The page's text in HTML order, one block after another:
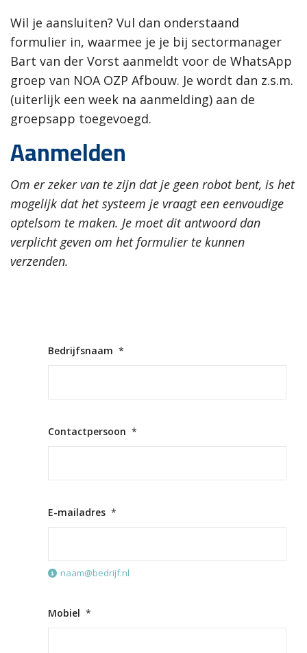
Wil je aansluiten? Vul dan onderstaand
formulier in, waarmee je je bij sectormanager
Bart van der Vorst aanmeldt voor de WhatsApp
groep van NOA OZP Afbouw. Je wordt dan z.s.m.
(uiterlijk een week na aanmelding) aan de
groepsapp toegevoegd.
Aanmelden
Om er zeker van te zijn dat je geen robot bent, is het
mogelijk dat het systeem je vraagt een eenvoudige
optelsom te maken. Je moet dit antwoord dan
verplicht geven om het formulier te kunnen
verzenden.
Bedrijfsnaam *
Contactpersoon *
E-mailadres *
naam@bedrijf.nl
Mobiel *